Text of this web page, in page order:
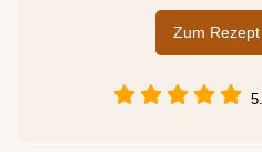
Zum